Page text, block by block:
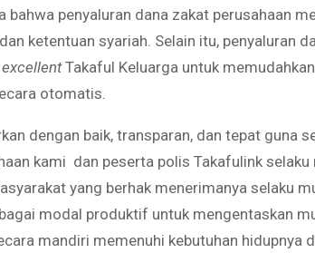
bahwa penyaluran dana zakat perusahaan
ketentuan syariah. Selain itu, penyaluran
Takaful Keluarga untuk
otomatis.
dengan baik, transparan, dan tepat guna
kami dan peserta polis Takafulink selaku
yang berhak menerimanya selaku
modal produktif untuk mengentaskan
mandiri memenuhi kebutuhan hidupnya